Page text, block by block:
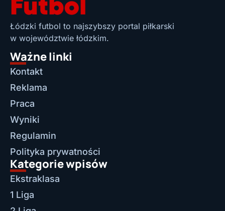
Łódzki futbol to najszybszy portal piłkarski
w województwie łódzkim.
Ważne linki
Kontakt
Reklama
Praca
Wyniki
Regulamin
Polityka prywatności
Kategorie wpisów
Ekstraklasa
1 Liga